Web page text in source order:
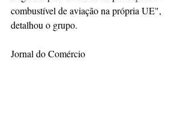
combustível de aviação na própria UE",
detalhou o grupo.
Jornal do Comércio